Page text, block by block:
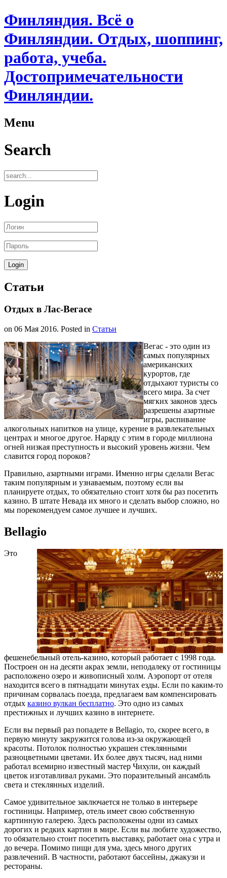
Финляндия. Всё о
Финляндии. Отдых, шоппинг,
работа, учеба.
Достопримечательности
Финляндии.
Menu
Search
Login
Статьи
Отдых в Лас-Вегасе
on 06 Мая 2016. Posted in Статьи
Вегас - это один из
самых популярных
американских
курортов, где
отдыхают туристы со
всего мира. За счет
мягких законов здесь
разрешены азартные
игры, распивание
алкогольных напитков на улице, курение в развлекательных
центрах и многое другое. Наряду с этим в городе миллиона
огней низкая преступность и высокий уровень жизни. Чем
славится город пороков?
Правильно, азартными играми. Именно игры сделали Вегас
таким популярным и узнаваемым, поэтому если вы
планируете отдых, то обязательно стоит хотя бы раз посетить
казино. В штате Невада их много и сделать выбор сложно, но
мы порекомендуем самое лучшее и лучших.
Bellagio
Это
фешенебельный отель-казино, который работает с 1998 года.
Построен он на десяти акрах земли, неподалеку от гостиницы
расположено озеро и живописный холм. Аэропорт от отеля
находится всего в пятнадцати минутах езды. Если по каким-то
причинам сорвалась поезда, предлагаем вам компенсировать
отдых казино вулкан бесплатно. Это одно из самых
престижных и лучших казино в интернете.
Если вы первый раз попадете в Bellagio, то, скорее всего, в
первую минуту закружится голова из-за окружающей
красоты. Потолок полностью украшен стеклянными
разноцветными цветами. Их более двух тысяч, над ними
работал всемирно известный мастер Чихули, он каждый
цветок изготавливал руками. Это поразительный ансамбль
света и стеклянных изделий.
Самое удивительное заключается не только в интерьере
гостиницы. Например, отель имеет свою собственную
картинную галерею. Здесь расположены одни из самых
дорогих и редких картин в мире. Если вы любите художество,
то обязательно стоит посетить выставку, работает она с утра и
до вечера. Помимо пищи для ума, здесь много других
развлечений. В частности, работают бассейны, джакузи и
рестораны.